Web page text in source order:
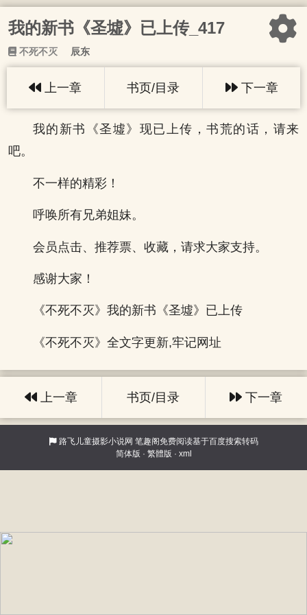
我的新书《圣墟》已上传_417
不死不灭 辰东
上一章 书页/目录 下一章
我的新书《圣墟》现已上传，书荒的话，请来
吧。
不一样的精彩！
呼唤所有兄弟姐妹。
会员点击、推荐票、收藏，请求大家支持。
感谢大家！
《不死不灭》我的新书《圣墟》已上传
《不死不灭》全文字更新,牢记网址
上一章 书页/目录 下一章
路飞儿童摄影小说网 笔趣阁免费阅读基于百度搜索转码
简体版 · 繁體版 · xml